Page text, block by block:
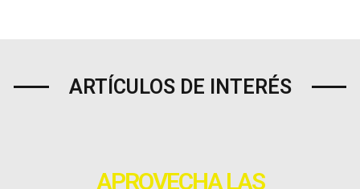
ARTÍCULOS DE INTERÉS
APROVECHA LAS